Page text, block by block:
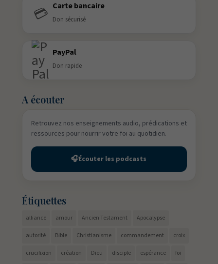
💳 Carte bancaire
Don sécurisé
PayPal
Don rapide
A écouter
Retrouvez nos enseignements audio, prédications et
ressources pour nourrir votre foi au quotidien.
🎧Écouter les podcasts
Étiquettes
alliance amour Ancien Testament Apocalypse
autorité Bible Christianisme commandement croix
crucifixion création Dieu disciple espérance foi